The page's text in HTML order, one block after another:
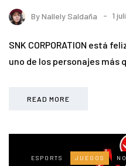
ByNallely Saldaña 1
SNK CORPORATION está
uno de los personajes más
READ MORE
ESPORTS JUEGOS